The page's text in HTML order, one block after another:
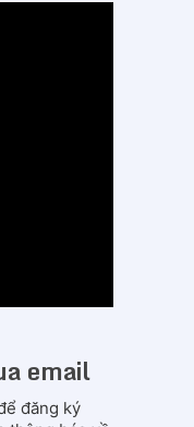
email
đăng ký